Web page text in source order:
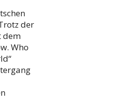
der
dem
Who